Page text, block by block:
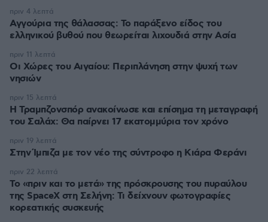
Αγγούρια της θάλασσας: Το παράξενο είδος του
ελληνικού βυθού που θεωρείται λιχουδιά στην Ασία
πριν 4 λεπτά
Οι Xώρες του Αιγαίου: Περιπλάνηση στην ψυχή των
νησιών
πριν 11 λεπτά
Η Τραμπζονσπόρ ανακοίνωσε και επίσημα τη μεταγραφή
του Σαλάχ: Θα παίρνει 17 εκατομμύρια τον χρόνο
πριν 15 λεπτά
Στην Ίμπιζα με τον νέο της σύντροφο η Κιάρα Φεράνι
πριν 19 λεπτά
Το «πριν και το μετά» της πρόσκρουσης του πυραύλου
της SpaceX στη Σελήνη: Τι δείχνουν φωτογραφίες
κορεατικής συσκευής
πριν 22 λεπτά